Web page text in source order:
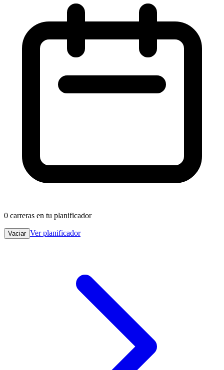
0 carreras en tu planificador
Vaciar Ver planificador